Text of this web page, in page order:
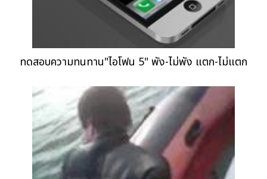
ทดสอบความทนทาน"ไอโฟน 5" พัง-ไม่พัง แตก-ไม่แตก